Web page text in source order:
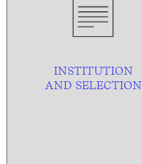
INSTITUTION
AND SELECTION